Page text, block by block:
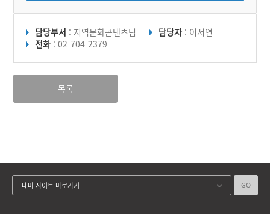
담당부서 : 지역문화콘텐츠팀 담당자 : 이서연
전화 : 02-704-2379
목록
테마 사이트 바로가기 GO